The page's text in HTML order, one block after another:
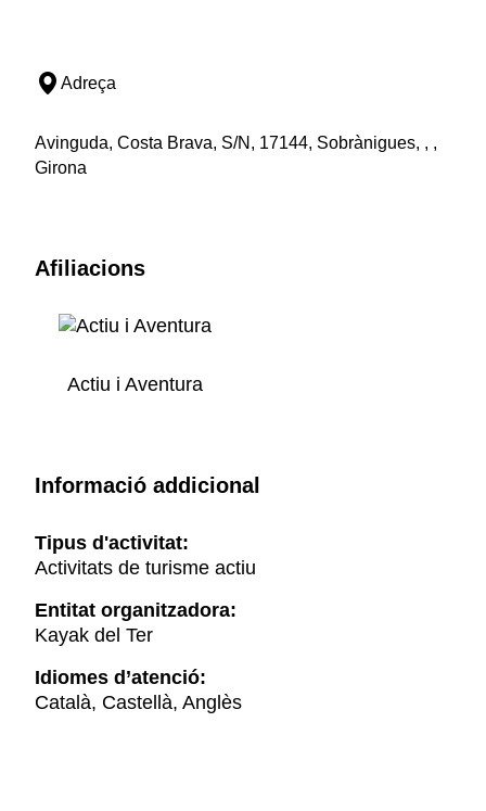
Adreça
Avinguda, Costa Brava, S/N, 17144, Sobrànigues, , ,
Girona
Afiliacions
Actiu i Aventura
Informació addicional
Tipus d'activitat:
Activitats de turisme actiu
Entitat organitzadora:
Kayak del Ter
Idiomes d’atenció:
Català, Castellà, Anglès